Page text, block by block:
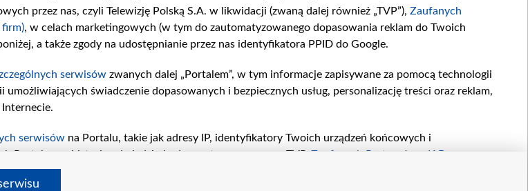
przez nas, czyli Telewizję Polską S.A. w likwidacji (zwaną dalej również „TVP”), Zaufanych
firm), w celach marketingowych (w tym do zautomatyzowanego dopasowania reklam do Twoich
a także zgody na udostępnianie przez nas identyfikatora PPID do Google.
serwisów zwanych dalej „Portalem”, w tym informacje zapisywane za pomocą technologii
świadczenie dopasowanych i bezpiecznych usług, personalizację treści oraz reklam,
serwisów na Portalu, takie jak adresy IP, identyfikatory Twoich urządzeń końcowych i
czy historia odwiedzin będą przetwarzane przez TVP, Zaufanych Partnerów z IAB
przechowywania informacji na urządzeniu lub dostęp do nich, wyboru podstawowych reklam,
tworzenia profilu spersonalizowanych treści, wyboru spersonalizowanych treści, pomiaru